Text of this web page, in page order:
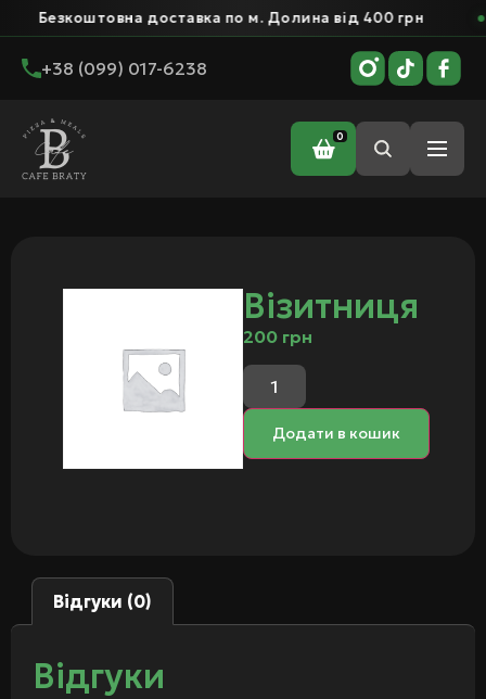
Безкоштовна доставка по м. Долина від 400 грн
+38 (099) 017-6238
0
Головна / Візитниця
Візитниця
200 грн
Додати в кошик
Відгуки (0)
Відгуки